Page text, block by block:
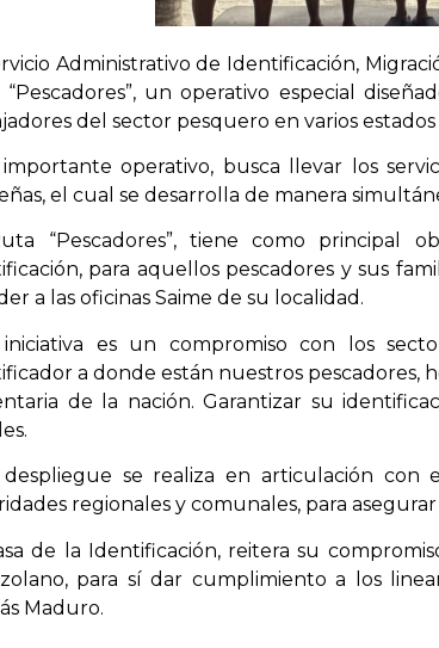
Administrativo de Identificación,
“Pescadores”, un operativo especial
del sector pesquero en varios estados
operativo, busca llevar los
el cual se desarrolla de manera
“Pescadores”, tiene como principal
para aquellos pescadores y sus
a las oficinas Saime de su localidad.
iniciativa es un compromiso con los
a donde están nuestros pescadores,
de la nación. Garantizar su
despliegue se realiza en articulación
regionales y comunales, para
de la Identificación, reitera su
para sí dar cumplimiento a los
Maduro.